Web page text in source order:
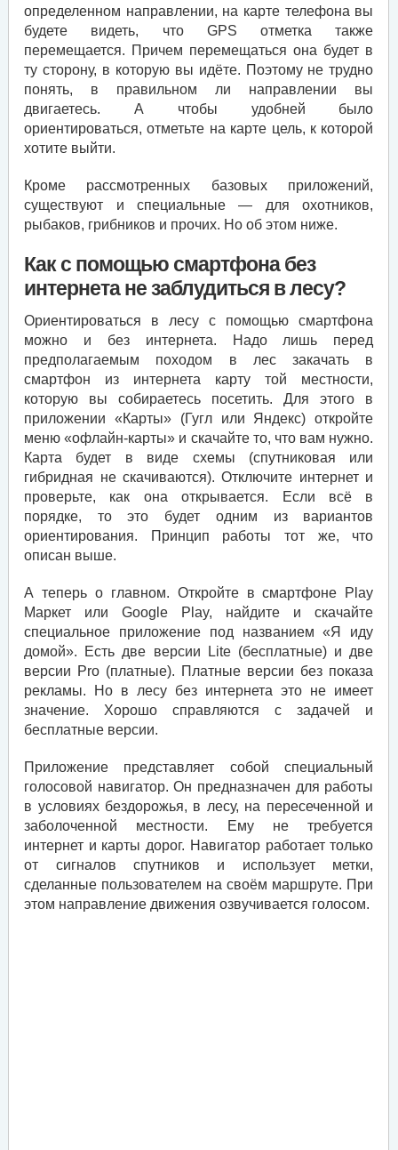
определенном направлении, на карте телефона вы
будете видеть, что GPS отметка также
перемещается. Причем перемещаться она будет в
ту сторону, в которую вы идёте. Поэтому не трудно
понять, в правильном ли направлении вы
двигаетесь. А чтобы удобней было
ориентироваться, отметьте на карте цель, к которой
хотите выйти.
Кроме рассмотренных базовых приложений,
существуют и специальные — для охотников,
рыбаков, грибников и прочих. Но об этом ниже.
Как с помощью смартфона без
интернета не заблудиться в лесу?
Ориентироваться в лесу с помощью смартфона
можно и без интернета. Надо лишь перед
предполагаемым походом в лес закачать в
смартфон из интернета карту той местности,
которую вы собираетесь посетить. Для этого в
приложении «Карты» (Гугл или Яндекс) откройте
меню «офлайн-карты» и скачайте то, что вам нужно.
Карта будет в виде схемы (спутниковая или
гибридная не скачиваются). Отключите интернет и
проверьте, как она открывается. Если всё в
порядке, то это будет одним из вариантов
ориентирования. Принцип работы тот же, что
описан выше.
А теперь о главном. Откройте в смартфоне Play
Маркет или Google Play, найдите и скачайте
специальное приложение под названием «Я иду
домой». Есть две версии Lite (бесплатные) и две
версии Pro (платные). Платные версии без показа
рекламы. Но в лесу без интернета это не имеет
значение. Хорошо справляются с задачей и
бесплатные версии.
Приложение представляет собой специальный
голосовой навигатор. Он предназначен для работы
в условиях бездорожья, в лесу, на пересеченной и
заболоченной местности. Ему не требуется
интернет и карты дорог. Навигатор работает только
от сигналов спутников и использует метки,
сделанные пользователем на своём маршруте. При
этом направление движения озвучивается голосом.